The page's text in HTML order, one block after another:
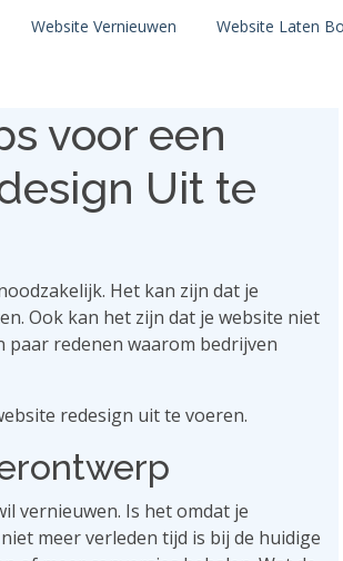
Website Vernieuwen Website Laten
voor een
Uit te
Het kan zijn dat je
Ook kan het zijn dat je website niet
paar redenen waarom bedrijven
redesign uit te voeren.
vernieuwen. Is het omdat je
meer verleden tijd is bij de huidige